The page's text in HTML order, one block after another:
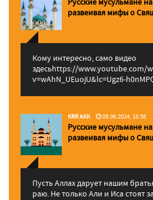
pазвеивая мифы о
Кому интересно, само видео
здесьhttps://www.youtube.com/
v=wAhN_UEuojU&lc=Ugz6-
KRR AKK 09.06.2024, 18:56
Русские мусульмане
pазвеивая мифы о
Пусть Аллах дарует нашим
раю. Не только Али и Иса стоят